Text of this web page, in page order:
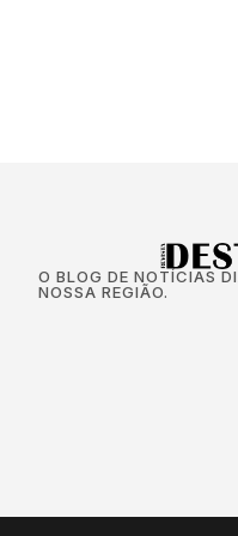
O BLOG DE NOTÍCIAS
NOSSA REGIÃO.